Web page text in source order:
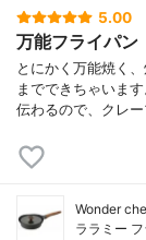
5.00
万能フライパン
とにかく万能焼く
までできちゃいま
伝わるので、クレ
Wonder
ララミー